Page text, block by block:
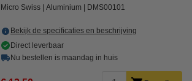
Micro Swiss Aluminium DMS00101
Bekijk de specificaties en beschrijving
Direct leverbaar
Nu bestellen is maandag in huis